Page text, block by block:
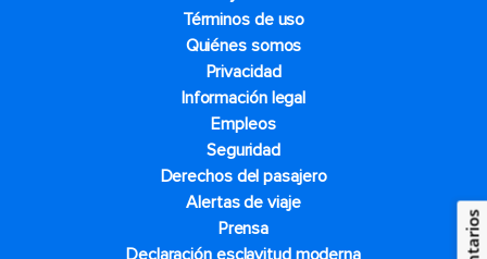
Términos de uso
Quiénes somos
Privacidad
Información legal
Empleos
Seguridad
Derechos del pasajero
Alertas de viaje
Prensa
Declaración esclavitud moderna